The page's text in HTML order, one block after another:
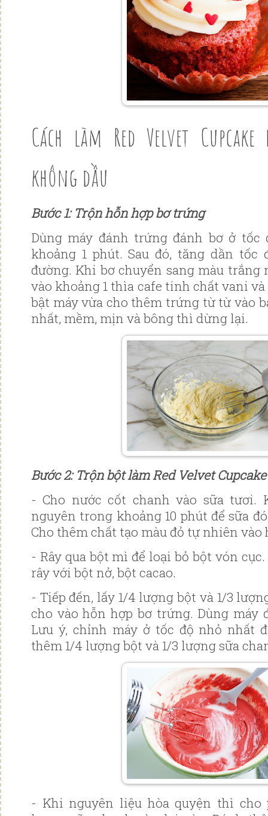
Cách làm Red Velvet
không dầu
Bước 1: Trộn hỗn hợp bơ trứng
Dùng máy đánh trứng đánh bơ ở
khoảng 1 phút. Sau đó, tăng dần
đường. Khi bơ chuyển sang màu trắng
vào khoảng 1 thìa cafe tinh chất vani
bật máy vừa cho thêm trứng từ từ vào
nhất, mềm, mịn và bông thì dừng lại.
Bước 2: Trộn bột làmRed Velvet Cupcake
- Cho nước cốt chanh vào sữa tươi.
nguyên trong khoảng 10 phút để sữa
Cho thêm chất tạo màu đỏ tự nhiên vào
- Rây qua bột mì để loại bỏ bột vón
rây với bột nở, bột cacao.
- Tiếp đến, lấy 1/4 lượng bột và 1/3
cho vào hỗn hợp bơ trứng. Dùng máy
Lưu ý, chỉnh máy ở tốc độ nhỏ nhất
thêm 1/4 lượng bột và 1/3 lượng sữa
- Khi nguyên liệu hòa quyện thì